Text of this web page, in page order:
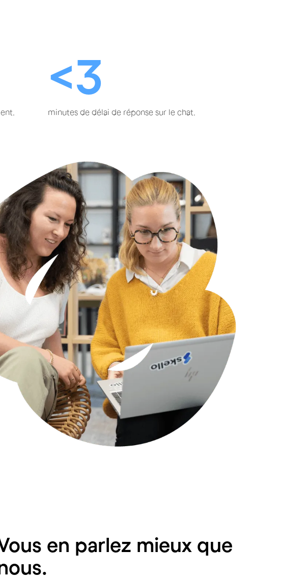
<3
minutes de délai de réponse sur le chat.
en parlez mieux que